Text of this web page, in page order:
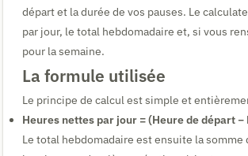
départ et la durée de vos pauses. Le
par jour, le total hebdomadaire et, si vous
pour la semaine.
La formule utilisée
Le principe de calcul est simple et
Heures nettes par jour = (Heure de départ
Le total hebdomadaire est ensuite la